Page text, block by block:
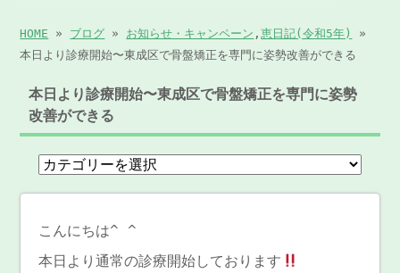
HOME » ブログ » お知らせ・キャンペーン ,恵日記(令和5年)
»
本日より診療開始〜東成区で骨盤矯正を専門に姿勢改善ができる
本日より診療開始〜東成区で骨盤矯正を専門に姿勢
改善ができる
こんにちは^ ^
本日より通常の診療開始しております